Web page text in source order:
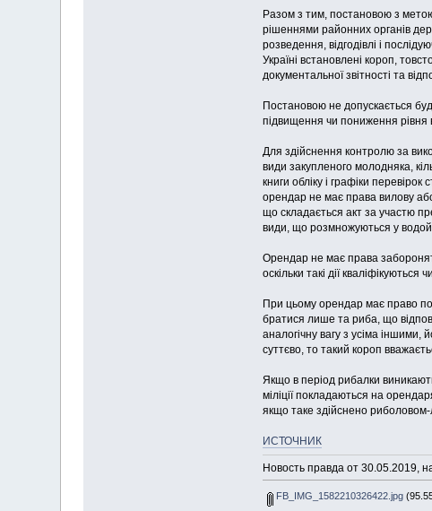
Разом з тим, постановою з
рішеннями районних органів
розведення, відгодівлі і
Україні встановлені короп,
документальної звітності та
Постановою не допускається
підвищення чи пониження рівня
Для здійснення контролю за
види закупленого молодняка,
книги обліку і графіки
орендар не має права вилову
що складається акт за участю
види, що розмножуються у
Орендар не має права
оскільки такі дії
При цьому орендар має право
братися лише та риба, що
аналогічну вагу з усіма іншими,
суттєво, то такий короп
Якщо в період рибалки
міліції покладаються на
якщо таке здійснено риболовом-
ИСТОЧНИК
Новость правда от 30.05.2019,
FB_IMG_1582210326422.jpg